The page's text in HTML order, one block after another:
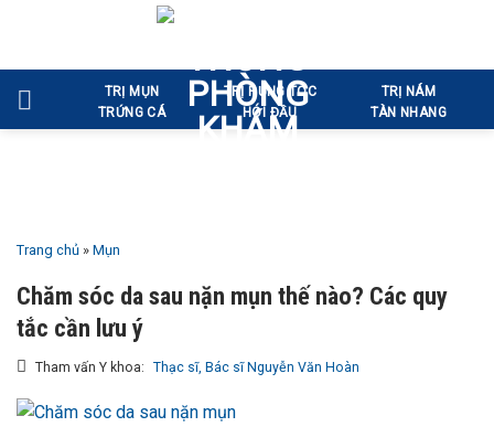
nội
dung
TRỊ MỤN
TRỨNG CÁ
TRỊ RỤNG TÓC
HÓI ĐẦU
TRỊ NÁM
TÀN NHANG
Trang chủ » Mụn
Chăm sóc da sau nặn mụn thế nào? Các quy
tắc cần lưu ý
Tham vấn Y khoa: Thạc sĩ, Bác sĩ Nguyễn Văn Hoàn